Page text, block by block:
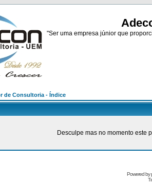
"Ser uma empresa júnior que
de Consultoria - Índice
Desculpe mas no momento este
Powered by